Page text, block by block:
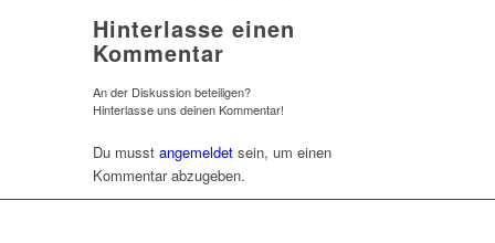
Hinterlasse einen
Kommentar
An der Diskussion beteiligen?
Hinterlasse uns deinen Kommentar!
Du musst angemeldet sein, um einen
Kommentar abzugeben.